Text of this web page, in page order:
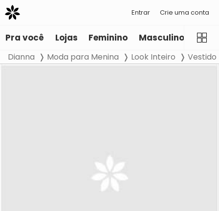
Entrar Crie uma conta
Pra você Lojas Feminino Masculino
Dianna Moda para Menina Look Inteiro Vestido